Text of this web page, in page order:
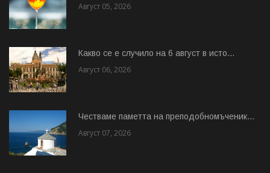
Август 05, 2026
Какво се е случило на 6 август в исто...
Август 06, 2026
Честваме паметта на преподобномъченик...
Август 07, 2026